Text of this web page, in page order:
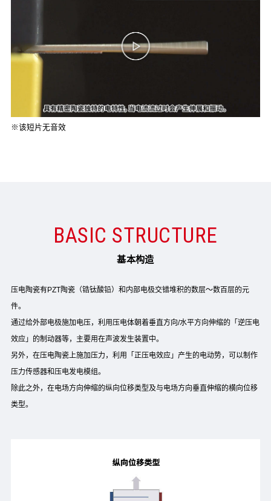
※该短片无音效
BASIC STRUCTURE
基本构造
压电陶瓷有PZT陶瓷（锆钛酸铅）和内部电极交错堆积的数层～数百层的元
件。
通过给外部电极施加电压，利用压电体朝着垂直方向/水平方向伸缩的「逆压电
效应」的制动器等，主要用在声波发生装置中。
另外，在压电陶瓷上施加压力，利用「正压电效应」产生的电动势，可以制作
压力传感器和压电发电模组。
除此之外，在电场方向伸缩的纵向位移类型及与电场方向垂直伸缩的横向位移
类型。